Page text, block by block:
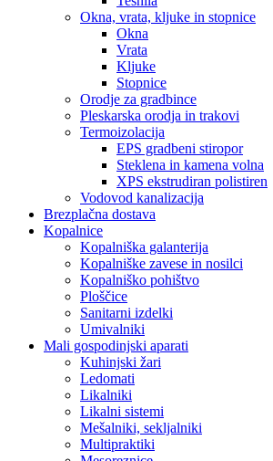
Okna, vrata, kljuke in stopnice
Okna
Vrata
Kljuke
Stopnice
Orodje za gradbince
Pleskarska orodja in trakovi
Termoizolacija
EPS gradbeni stiropor
Steklena in kamena volna
XPS ekstrudiran polistiren
Vodovod kanalizacija
Brezplačna dostava
Kopalnice
Kopalniška galanterija
Kopalniške zavese in nosilci
Kopalniško pohištvo
Ploščice
Sanitarni izdelki
Umivalniki
Mali gospodinjski aparati
Kuhinjski žari
Ledomati
Likalniki
Likalni sistemi
Mešalniki, sekljalniki
Multipraktiki